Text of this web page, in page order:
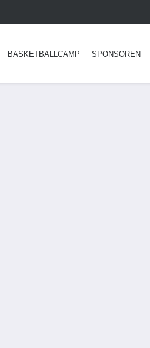
BASKETBALLCAMP SPONSOREN